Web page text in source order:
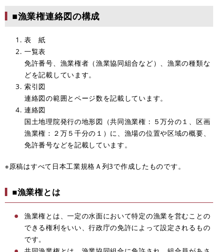
■漁業権連絡図の構成
表 紙
一覧表
免許番号、漁業権者（漁業協同組合など）、漁業の種類な
どを記載しています。
索引図
連絡図の範囲とページ数を記載しています。
連絡図
国土地理院発行の地形図（共同漁業権：５万分の１、区画
漁業権：２万５千分の１）に、漁場の位置や区域の概要、
免許番号などを記載しています。
※原稿はすべて日本工業規格Ａ列3で作成したものです。
■漁業権とは
漁業権とは、一定の水面において特定の漁業を営むことの
できる権利をいい、行政庁の免許によって設定されるもの
です。